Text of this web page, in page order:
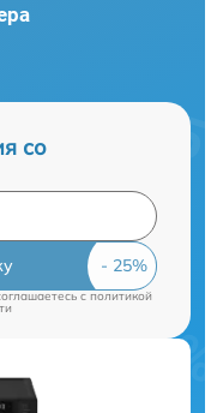
со
cполитикой